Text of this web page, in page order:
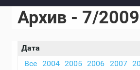
Архив - 7/2009
Дата
Все
2004 2005 2006 2007